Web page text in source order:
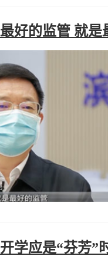
好的监管 就是
学应是“芬芳”